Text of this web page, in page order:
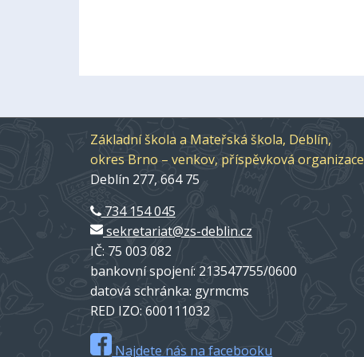
Základní škola a Mateřská škola, Deblín,
okres Brno – venkov, příspěvková organizace
Deblín 277, 664 75
734 154 045
sekretariat@zs-deblin.cz
IČ: 75 003 082
bankovní spojení: 213547755/0600
datová schránka: gyrmcms
RED IZO: 600111032
Najdete nás na facebooku